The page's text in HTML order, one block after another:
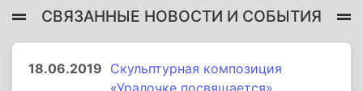
СВЯЗАННЫЕ НОВОСТИ И СОБЫТИЯ
18.06.2019 Скульптурная композиция
«Уралочке посвящается»